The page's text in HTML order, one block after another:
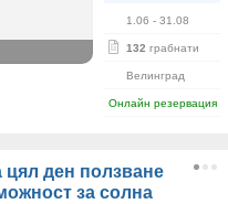
1.06 - 31.08
132 грабнати
Велинград
Онлайн резервация
цял ден ползване
за солна